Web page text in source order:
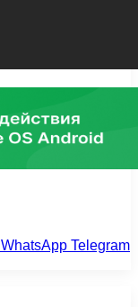
WhatsApp Telegram